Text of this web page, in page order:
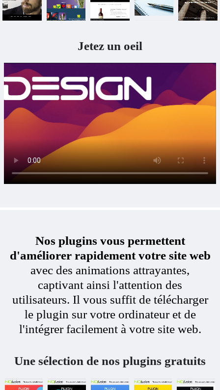
Jetez un oeil
Nos plugins vous permettent
d'améliorer rapidement votre site web
avec des animations attrayantes,
captivant ainsi l'attention des
utilisateurs. Il vous suffit de télécharger
le plugin sur votre ordinateur et de
l'intégrer facilement à votre site web.
Une sélection de nos plugins gratuits